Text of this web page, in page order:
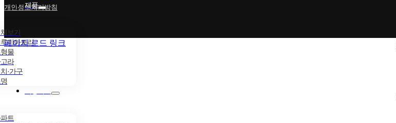
제품
보기
미아트리
물
라
·가구
트
개인정보처리방침
페이지 로드 링크